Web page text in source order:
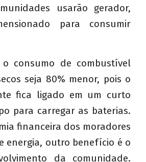
usarão gerador,
para consumir
o consumo de combustível
seja 80% menor, pois o
fica ligado em um curto
para carregar as baterias.
financeira dos moradores
energia, outro benefício é o
da comunidade.